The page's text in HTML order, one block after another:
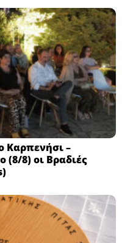
Καρπενήσι –
(8/8) οι Βραδιές